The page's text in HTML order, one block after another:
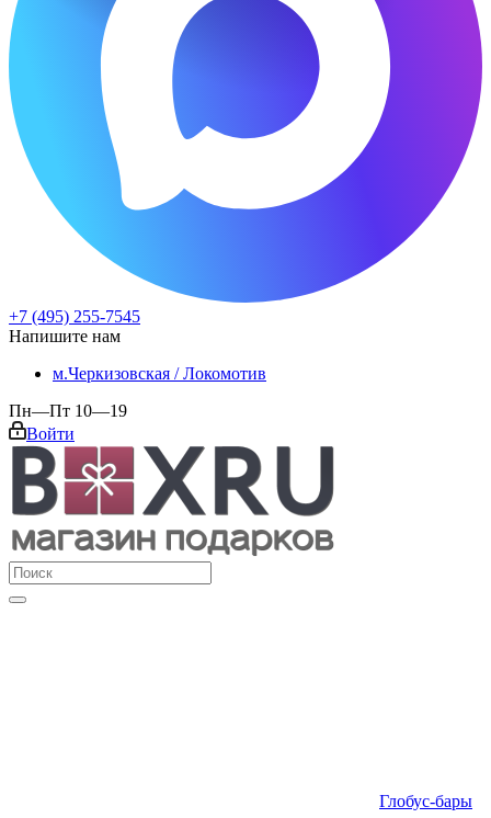
+7 (495) 255-7545
Напишите нам
м.Черкизовская / Локомотив
Пн—Пт 10—19
Войти
Глобус-бары